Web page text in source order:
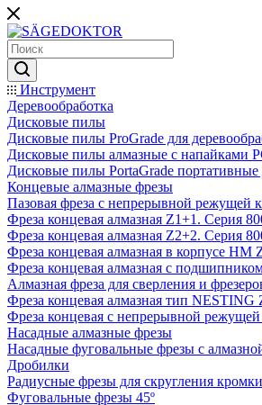
Инструмент
Деревообработка
Дисковые пилы
Дисковые пилы ProGrade для
Дисковые пилы алмазные с напайками
Дисковые пилы PortaGrade
Концевые алмазные фрезы
Пазовая фреза с непрерывной режущей
Фреза концевая алмазная Z1+1. Серия
Фреза концевая алмазная Z2+2. Серия
Фреза концевая алмазная в корпусе НМ
Фреза концевая алмазная с
Алмазная фреза для сверления и
Фреза концевая алмазная тип
Фреза концевая с непрерывной
Насадные алмазные фрезы
Насадные фуговальные фрезы с
Дробилки
Радиусные фрезы для скругления кромки
Фуговальные фрезы 45º